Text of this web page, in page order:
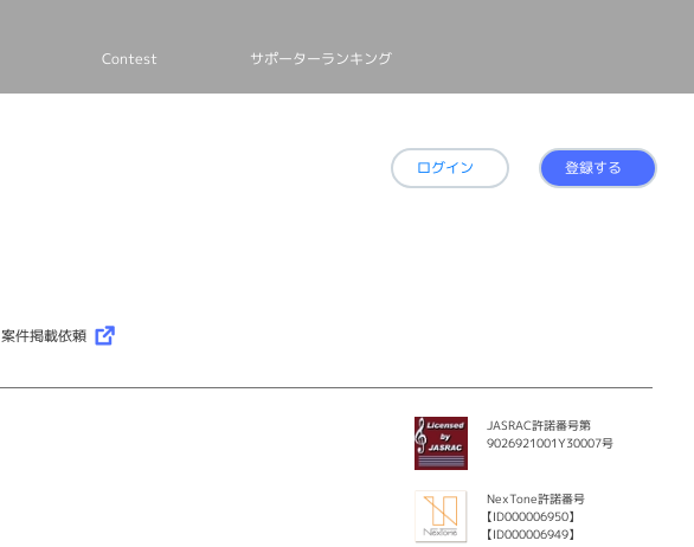
Contest サポーターランキング
ログイン 登録する
案件掲載依頼
JASRAC許諾番号第
9026921001Y30007号
NexTone許諾番号
【ID000006950】
【ID000006949】